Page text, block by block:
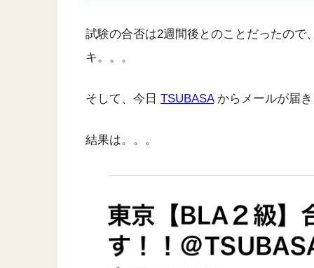
試験の合否は2週間後とのことだったので
キ。。。
そして、今日 TSUBASAからメールが届
結果は。。。